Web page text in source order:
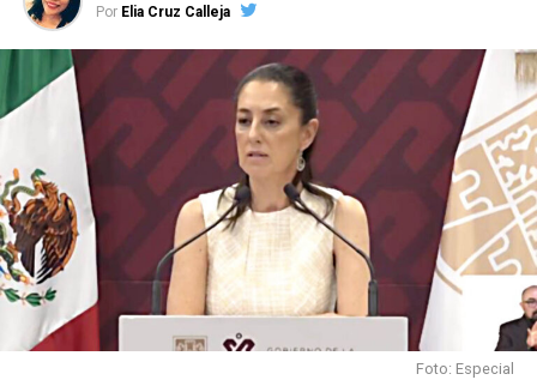
Por Elia Cruz Calleja
Foto: Especial